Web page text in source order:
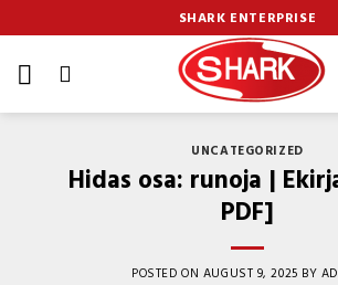
to
content
SHARK ENTERPRISE
UNCATEGORIZED
Hidas osa: runoja |
PDF]
POSTED ON AUGUST 9, 2025 BY